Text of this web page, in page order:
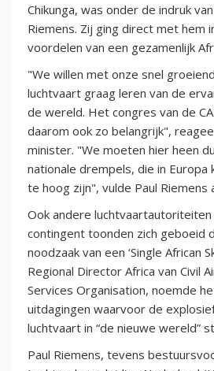
Chikunga, was onder de indruk
Riemens. Zij ging direct met hem
voordelen van een gezamenlijk
"We willen met onze snel
luchtvaart graag leren van de
de wereld. Het congres van de
daarom ook zo belangrijk",
minister. "We moeten hier heen
nationale drempels, die in Europa
te hoog zijn", vulde Paul Riemens
Ook andere
contingent toonden zich geboeid
noodzaak van een ‘Single African
Regional Director Africa van Civil
Services Organisation, noemde
uitdagingen waarvoor de
luchtvaart in “de nieuwe wereld”
Paul Riemens, tevens